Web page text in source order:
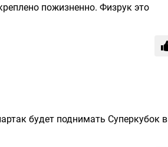
пожизненно. Физрук это
будет поднимать Суперкубок в